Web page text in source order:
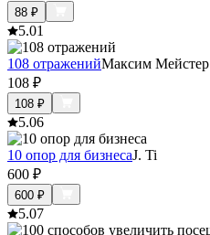
88 ₽
5.01
108 отраженийМаксим Мейстер
108 ₽
108 ₽
5.06
10 опор для бизнесаJ. Ti
600 ₽
600 ₽
5.07